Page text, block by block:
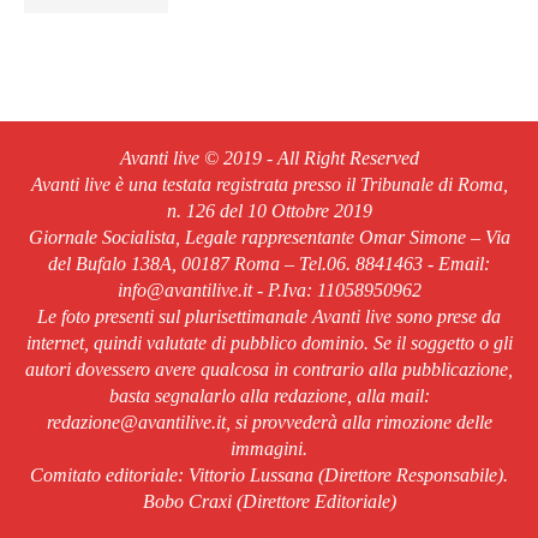
Avanti live © 2019 - All Right Reserved
Avanti live è una testata registrata presso il Tribunale di Roma,
n. 126 del 10 Ottobre 2019
Giornale Socialista, Legale rappresentante Omar Simone – Via
del Bufalo 138A, 00187 Roma – Tel.06. 8841463 - Email:
info@avantilive.it - P.Iva: 11058950962
Le foto presenti sul plurisettimanale Avanti live sono prese da
internet, quindi valutate di pubblico dominio. Se il soggetto o gli
autori dovessero avere qualcosa in contrario alla pubblicazione,
basta segnalarlo alla redazione, alla mail:
redazione@avantilive.it, si provvederà alla rimozione delle
immagini.
Comitato editoriale: Vittorio Lussana (Direttore Responsabile).
Bobo Craxi (Direttore Editoriale)